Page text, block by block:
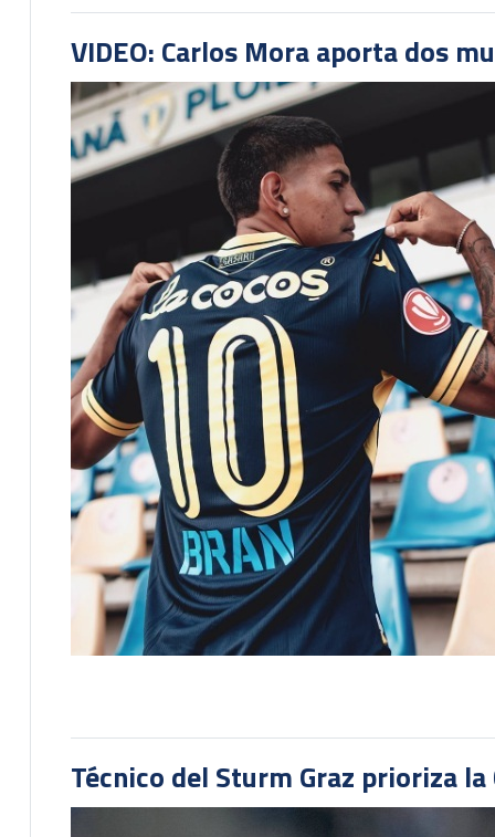
VIDEO: Carlos Mora aporta dos
Técnico del Sturm Graz prioriza